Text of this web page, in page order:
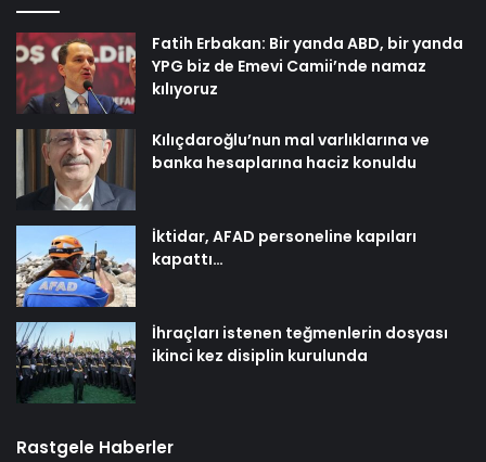
Fatih Erbakan: Bir yanda ABD, bir yanda
YPG biz de Emevi Camii’nde namaz
kılıyoruz
Kılıçdaroğlu’nun mal varlıklarına ve
banka hesaplarına haciz konuldu
İktidar, AFAD personeline kapıları
kapattı…
İhraçları istenen teğmenlerin dosyası
ikinci kez disiplin kurulunda
Rastgele Haberler